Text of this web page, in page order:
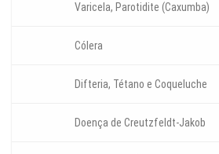
Varicela, Parotidite (Caxumba)
Cólera
Difteria, Tétano e Coqueluche
Doença de Creutzfeldt-Jakob